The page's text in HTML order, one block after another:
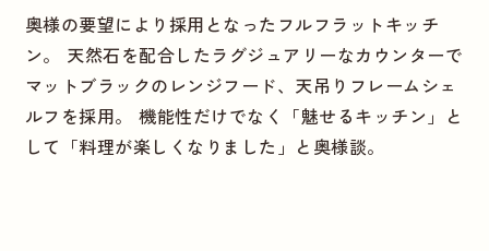
奥様の要望により採用となったフルフラットキッチ
ン。 天然石を配合したラグジュアリーなカウンターで
マットブラックのレンジフード、天吊りフレームシェ
ルフを採用。 機能性だけでなく「魅せるキッチン」と
して「料理が楽しくなりました」と奥様談。